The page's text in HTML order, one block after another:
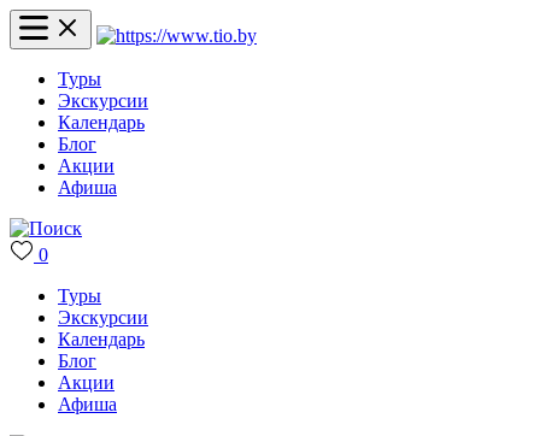
Туры
Экскурсии
Календарь
Блог
Акции
Афиша
0
Туры
Экскурсии
Календарь
Блог
Акции
Афиша